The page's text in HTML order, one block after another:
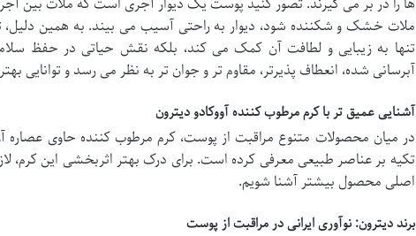
ملات خشک و شکننده شود، دیوار به راحتی آسیب می بیند. به همین دلیل،
تنها به زیبایی و لطافت آن کمک می کند، بلکه نقش حیاتی در حفظ
آبرسانی شده، انعطاف پذیرتر، مقاوم تر و جوان تر به نظر می رسد و توانایی
آشنایی عمیق تر با کرم مرطوب کننده آووکادو دیترون
در میان محصولات متنوع مراقبت از پوست، کرم مرطوب کننده حاوی عصاره
تکیه بر عناصر طبیعی معرفی کرده است. برای درک بهتر اثربخشی این کرم،
اصلی محصول بیشتر آشنا شویم.
برند دیترون: نوآوری ایرانی در مراقبت از پوست